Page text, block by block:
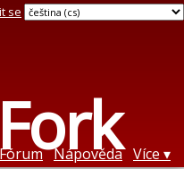
se
Fórum Nápověda Více